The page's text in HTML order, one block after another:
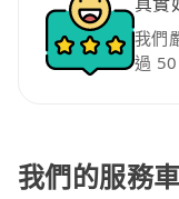
我們
過 50
我們的服務